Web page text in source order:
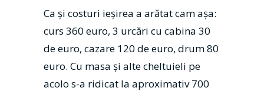
Ca şi costuri ieşirea a arătat cam aşa:
curs 360 euro, 3 urcări cu cabina 30
de euro, cazare 120 de euro, drum 80
euro. Cu masa şi alte cheltuieli pe
acolo s-a ridicat la aproximativ 700